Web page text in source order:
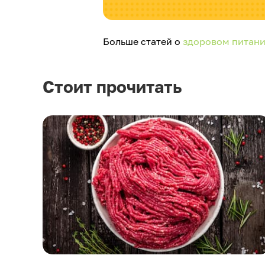
Больше статей о здоровом
Стоит прочитать